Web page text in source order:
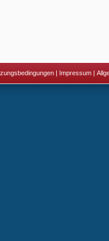
| Impressum |